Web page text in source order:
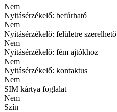
Nem
Nyitásérzékelő: befúrható
Nem
Nyitásérzékelő: felületre szerelhető
Nem
Nyitásérzékelő: fém ajtókhoz
Nem
Nyitásérzékelő: kontaktus
Nem
SIM kártya foglalat
Nem
Szín